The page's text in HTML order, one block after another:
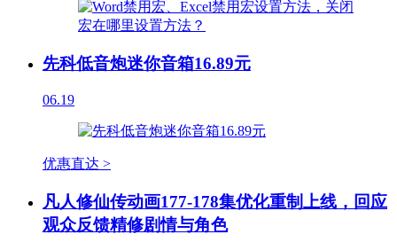
先科低音炮迷你音箱16.89元
06.19
优惠直达 >
凡人修仙传动画177-178集优化重制上线，回应
观众反馈精修剧情与角色